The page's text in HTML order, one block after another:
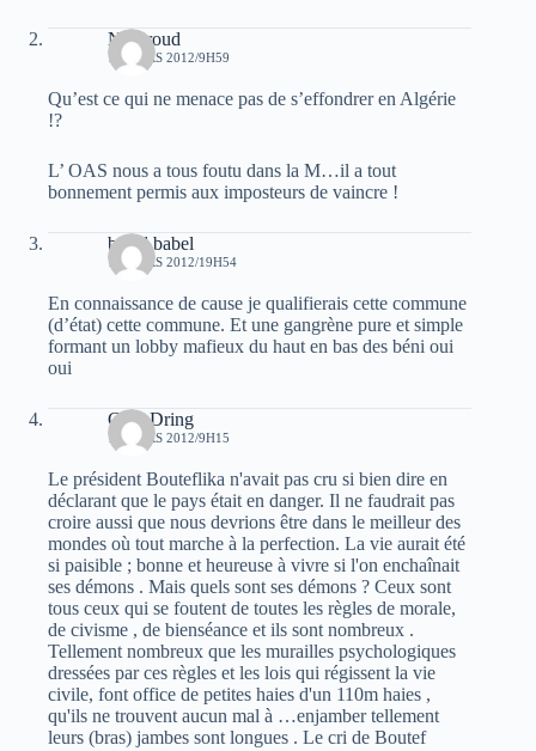
Notproud
12 MARS 2012/9H59
Qu’est ce qui ne menace pas de s’effondrer en Algérie
!?
L’ OAS nous a tous foutu dans la M…il a tout
bonnement permis aux imposteurs de vaincre !
babel babel
12 MARS 2012/19H54
En connaissance de cause je qualifierais cette commune
(d’état) cette commune. Et une gangrène pure et simple
formant un lobby mafieux du haut en bas des béni oui
oui
Guel Dring
13 MARS 2012/9H15
Le président Bouteflika n'avait pas cru si bien dire en
déclarant que le pays était en danger. Il ne faudrait pas
croire aussi que nous devrions être dans le meilleur des
mondes où tout marche à la perfection. La vie aurait été
si paisible ; bonne et heureuse à vivre si l'on enchaînait
ses démons . Mais quels sont ses démons ? Ceux sont
tous ceux qui se foutent de toutes les règles de morale,
de civisme , de bienséance et ils sont nombreux .
Tellement nombreux que les murailles psychologiques
dressées par ces règles et les lois qui régissent la vie
civile, font office de petites haies d'un 110m haies ,
qu'ils ne trouvent aucun mal à …enjamber tellement
leurs (bras) jambes sont longues . Le cri de Boutef